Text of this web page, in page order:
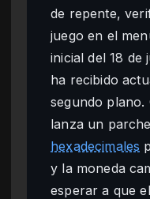
de repente,
juego en el
inicial del 18 de
ha recibido
segundo
lanza un
hexadecimales
y la moneda
esperar a que